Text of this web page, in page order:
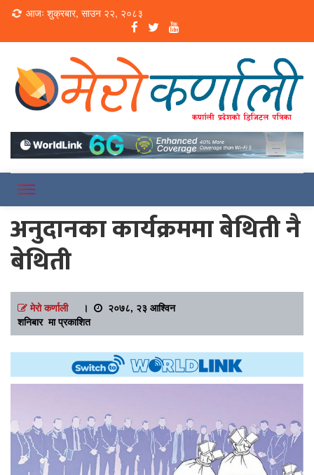
Loading...
आजः शुक्रबार, साउन २२, २०८३
Merokarnali
अनुदानका कार्यक्रममा बेथिती नै
बेथिती
मेरो कर्णाली।
२०७८, २३ आश्विन
शनिबार मा प्रकाशित